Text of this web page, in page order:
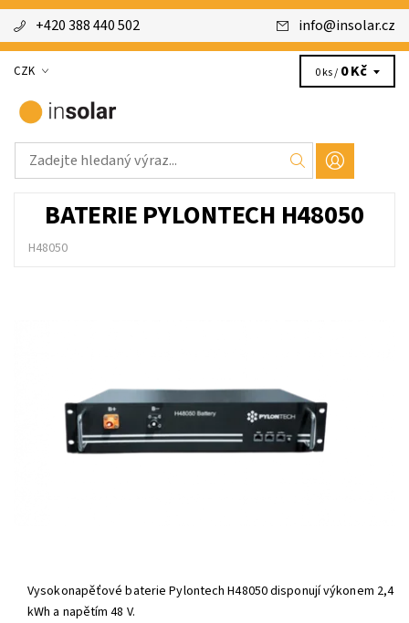
+420 388 440 502 info@insolar.cz
CZK 0 ks / 0 Kč
BATERIE PYLONTECH H48050
H48050
Vysokonapěťové baterie Pylontech H48050 disponují výkonem 2,4
kWh a napětím 48 V.